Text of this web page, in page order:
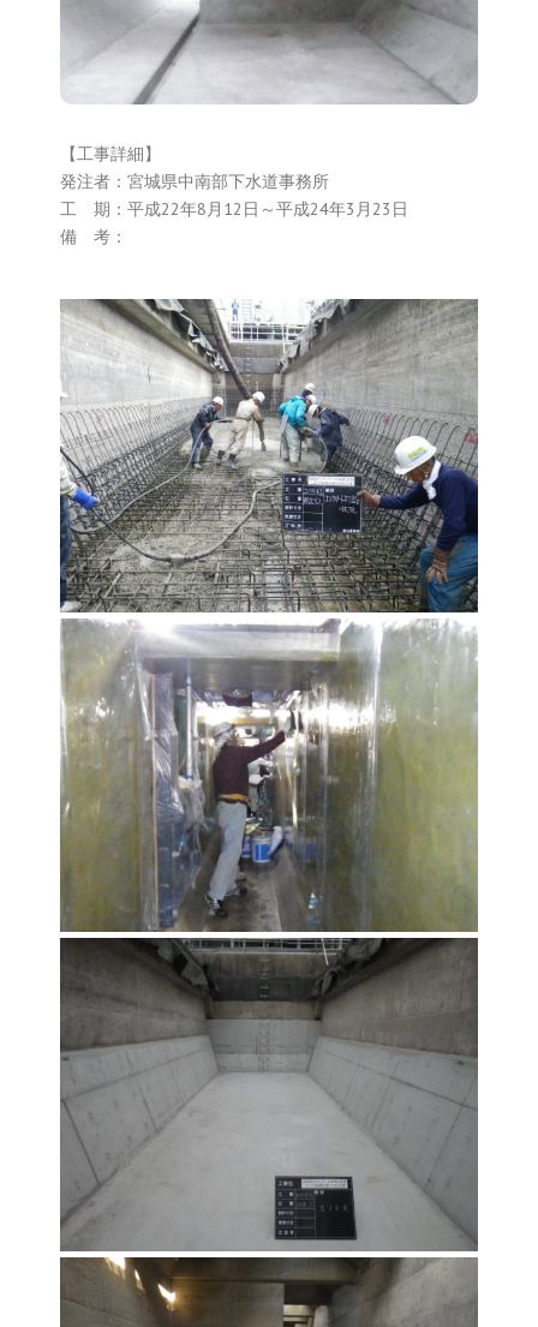
【工事詳細】
発注者：宮城県中南部下水道事務所
工 期：平成22年8月12日～平成24年3月23日
備 考：